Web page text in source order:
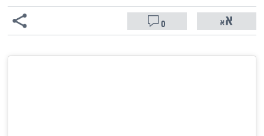
0